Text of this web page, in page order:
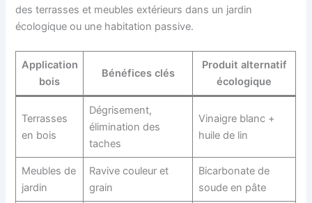
des terrasses et meubles extérieurs dans un jardin
écologique ou une habitation passive.
Application
bois
Bénéfices clés
Produit alternatif
écologique
Terrasses
en bois
Dégrisement,
élimination des
taches
Vinaigre blanc +
huile de lin
Meubles de
jardin
Ravive couleur et
grain
Bicarbonate de
soude en pâte